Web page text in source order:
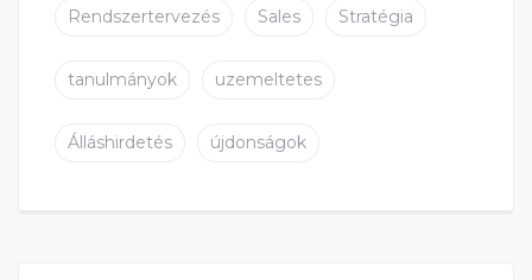
Rendszertervezés Sales Stratégia
tanulmányok uzemeltetes
Álláshirdetés újdonságok